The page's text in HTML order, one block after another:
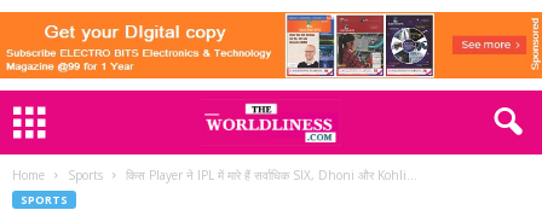
Home Sports किस Player ने IPL में मारे हैं सर्वाधिक SIX, Dhoni और Kohli...
SPORTS